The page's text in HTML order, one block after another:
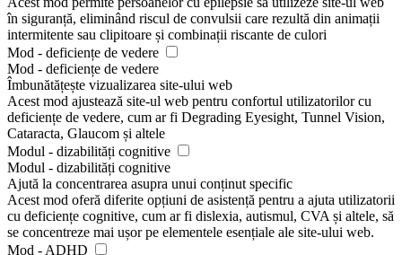
în siguranță, eliminând riscul de convulsii care rezultă din animații
intermitente sau clipitoare și combinații riscante de culori
Mod - deficiențe de vedere
Mod - deficiențe de vedere
Îmbunătățește vizualizarea site-ului web
Acest mod ajustează site-ul web pentru confortul utilizatorilor cu
deficiențe de vedere, cum ar fi Degrading Eyesight, Tunnel Vision,
Cataracta, Glaucom și altele
Modul - dizabilități cognitive
Modul - dizabilități cognitive
Ajută la concentrarea asupra unui conținut specific
Acest mod oferă diferite opțiuni de asistență pentru a ajuta utilizatorii
cu deficiențe cognitive, cum ar fi dislexia, autismul, CVA și altele, să
se concentreze mai ușor pe elementele esențiale ale site-ului web.
Mod - ADHD